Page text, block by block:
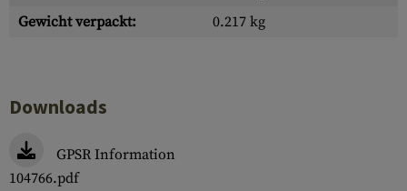
Gewicht verpackt:
0.217 kg
Downloads
GPSR Information
104766.pdf